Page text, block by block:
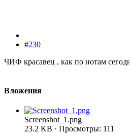
#230
ЧИФ красавец , как по нотам
Вложения
Screenshot_1.png
23.2 KB · Просмотры: 111